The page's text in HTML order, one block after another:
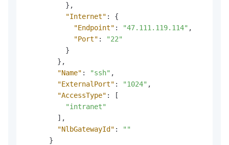
} ,
"Internet" :
{
"Endpoint" : "47.111.119.114" ,
"Port" :
"22"
}
} ,
"Name" : "ssh" ,
"ExternalPort" : "1024" ,
"AccessType" :
[
"intranet"
] ,
"NlbGatewayId" :
""
}